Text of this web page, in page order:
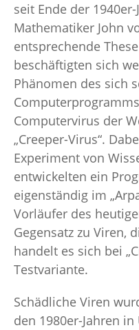
seit Ende der
Mathematiker John
entsprechende
beschäftigten sich
Phänomen des sich
Computervirus der
„Creeper-Virus“.
Experiment von
entwickelten ein
eigenständig im
Vorläufer des
Gegensatz zu Viren,
handelt es sich bei
Testvariante.
Schädliche Viren
den 1980er-Jahren